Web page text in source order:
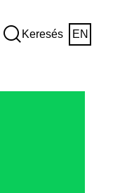
Keresés EN